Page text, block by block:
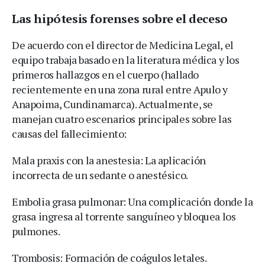
Las hipótesis forenses sobre el deceso
De acuerdo con el director de Medicina Legal, el
equipo trabaja basado en la literatura médica y los
primeros hallazgos en el cuerpo (hallado
recientemente en una zona rural entre Apulo y
Anapoima, Cundinamarca). Actualmente, se
manejan cuatro escenarios principales sobre las
causas del fallecimiento:
Mala praxis con la anestesia: La aplicación
incorrecta de un sedante o anestésico.
Embolia grasa pulmonar: Una complicación donde la
grasa ingresa al torrente sanguíneo y bloquea los
pulmones.
Trombosis: Formación de coágulos letales.